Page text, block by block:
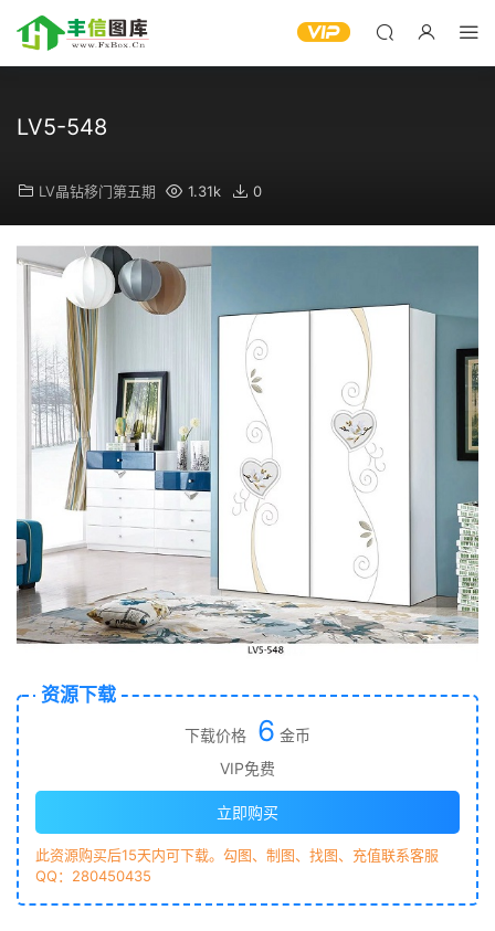
LV5-548
LV晶钻移门第五期 1.31k 0
资源下载
下载价格 6 金币
VIP免费
立即购买
此资源购买后15天内可下载。勾图、制图、找图、充值联系客服
QQ：280450435